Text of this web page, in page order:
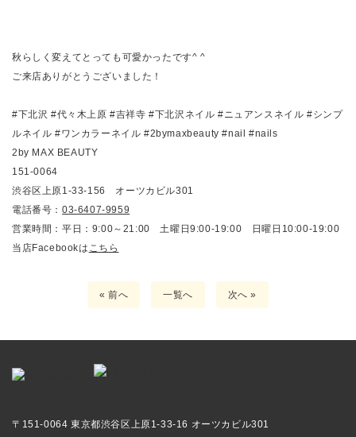
秋らしく変えてとっても可愛かったです^ ^
ご来店ありがとうございました！
#下北沢 #代々木上原 #吉祥寺 #下北沢ネイル # ニュアンスネイル #シンプ
ルネイル #ワンカラーネイル #2bymaxbeauty #nail #nails
2by MAX BEAUTY
151-0064
渋谷区上原1-33-156 オーツカビル301
電話番号： 03-6407-9959
営業時間：平日：9:00～21:00 土曜日9:00-19:00 日曜日10:00-19:00
当店Facebookは こちら
« 前へ 一覧へ 次へ »
〒151-0064 東京都渋谷区上原1-33-16 オーツカビル301